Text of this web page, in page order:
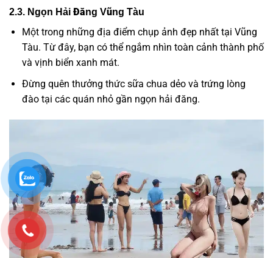
2.3. Ngọn Hải Đăng Vũng Tàu
Một trong những địa điểm chụp ảnh đẹp nhất tại Vũng
Tàu. Từ đây, bạn có thể ngắm nhìn toàn cảnh thành phố
và vịnh biển xanh mát.
Đừng quên thưởng thức sữa chua dẻo và trứng lòng
đào tại các quán nhỏ gần ngọn hải đăng.